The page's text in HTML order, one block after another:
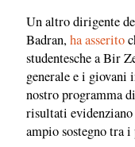
Un altro dirigente
Badran,ha asserito
studentesche a Bir
generale e i giovani
nostro programma
risultati evidenziano
ampio sostegno tra i